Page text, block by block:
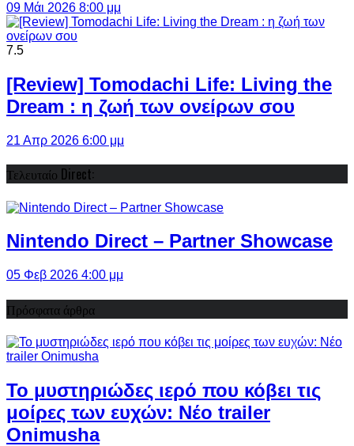
09 Μάι 2026 8:00 μμ
7.5
[Review] Tomodachi Life: Living the
Dream : η ζωή των ονείρων σου
21 Απρ 2026 6:00 μμ
Τελευταίο Direct:
Nintendo Direct – Partner Showcase
05 Φεβ 2026 4:00 μμ
Πρόσφατα άρθρα
Το μυστηριώδες ιερό που κόβει τις
μοίρες των ευχών: Νέο trailer
Onimusha